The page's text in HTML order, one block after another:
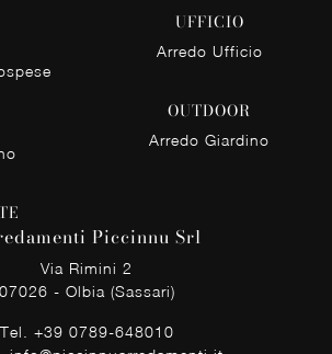
UFFICIO
Arredo Ufficio
OUTDOOR
Arredo Giardino
Piccinnu Srl
Via Rimini 2
07026 - Olbia (Sassari)
Tel. +39 0789-648010